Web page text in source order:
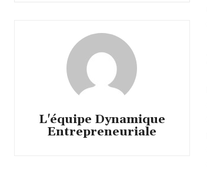
L'équipe Dynamique
Entrepreneuriale